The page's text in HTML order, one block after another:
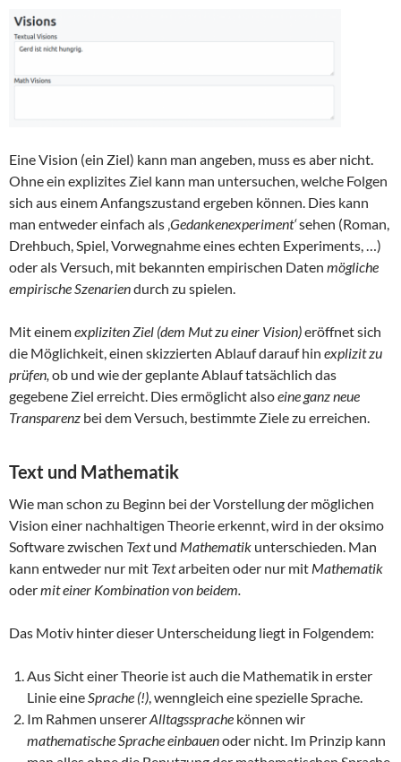
Eine Vision (ein Ziel) kann man angeben, muss es aber nicht.
Ohne ein explizites Ziel kann man untersuchen, welche Folgen
sich aus einem Anfangszustand ergeben können. Dies kann
man entweder einfach als ‚ Gedankenexperiment‘sehen (Roman,
Drehbuch, Spiel, Vorwegnahme eines echten Experiments, …)
oder als Versuch, mit bekannten empirischen Daten mögliche
empirische Szenariendurch zu spielen.
Mit einemexpliziten Ziel (dem Mut zu einer Vision)eröffnet sich
die Möglichkeit, einen skizzierten Ablauf darauf hin explizit zu
prüfen, ob und wie der geplante Ablauf tatsächlich das
gegebene Ziel erreicht. Dies ermöglicht alsoeine ganz neue
Transparenz bei dem Versuch, bestimmte Ziele zu erreichen.
Text und Mathematik
Wie man schon zu Beginn bei der Vorstellung der möglichen
Vision einer nachhaltigen Theorie erkennt, wird in der oksimo
Software zwischen Textund Mathematik unterschieden. Man
kann entweder nur mit Textarbeiten oder nur mit Mathematik
odermit einer Kombination von beidem.
Das Motiv hinter dieser Unterscheidung liegt in Folgendem:
Aus Sicht einer Theorie ist auch die Mathematik in erster
Linie eine Sprache (!) , wenngleich eine spezielle Sprache.
Im Rahmen unsererAlltagssprache können wir
mathematische Sprache einbauenoder nicht. Im Prinzip kann